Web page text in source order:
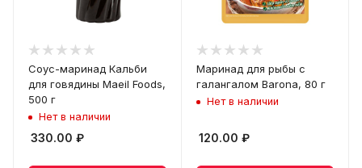
Соус-маринад Кальби
для говядины Maeil Foods,
500 г
Нет в наличии
330.00 ₽
Маринад для рыбы с
галангалом Barona, 80 г
Нет в наличии
120.00 ₽